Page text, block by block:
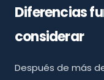
Diferencias
considerar
Después de más